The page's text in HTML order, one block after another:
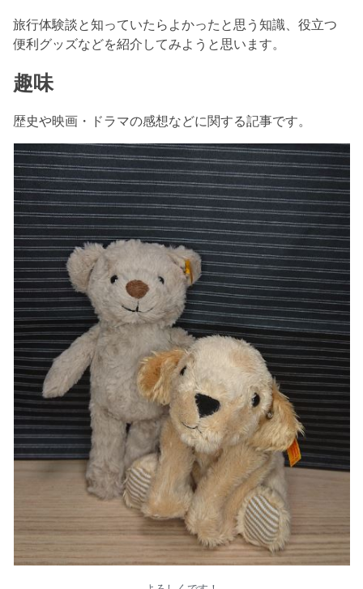
旅行体験談と知っていたらよかったと思う知識、役立つ
便利グッズなどを紹介してみようと思います。
趣味
歴史や映画・ドラマの感想などに関する記事です。